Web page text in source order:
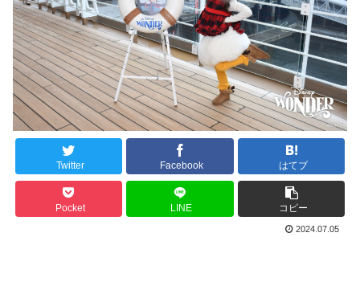
Twitter Facebook はてブ
Pocket LINE コピー
2024.07.05